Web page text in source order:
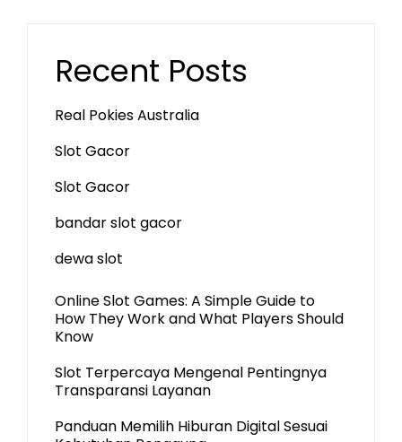
Recent Posts
Real Pokies Australia
Slot Gacor
Slot Gacor
bandar slot gacor
dewa slot
Online Slot Games: A Simple Guide to
How They Work and What Players Should
Know
Slot Terpercaya Mengenal Pentingnya
Transparansi Layanan
Panduan Memilih Hiburan Digital Sesuai